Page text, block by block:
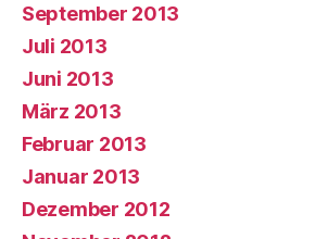
September 2013
Juli 2013
Juni 2013
März 2013
Februar 2013
Januar 2013
Dezember 2012